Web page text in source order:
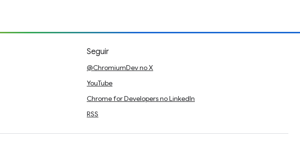
Seguir
@ChromiumDev no X
YouTube
Chrome for Developers no LinkedIn
RSS